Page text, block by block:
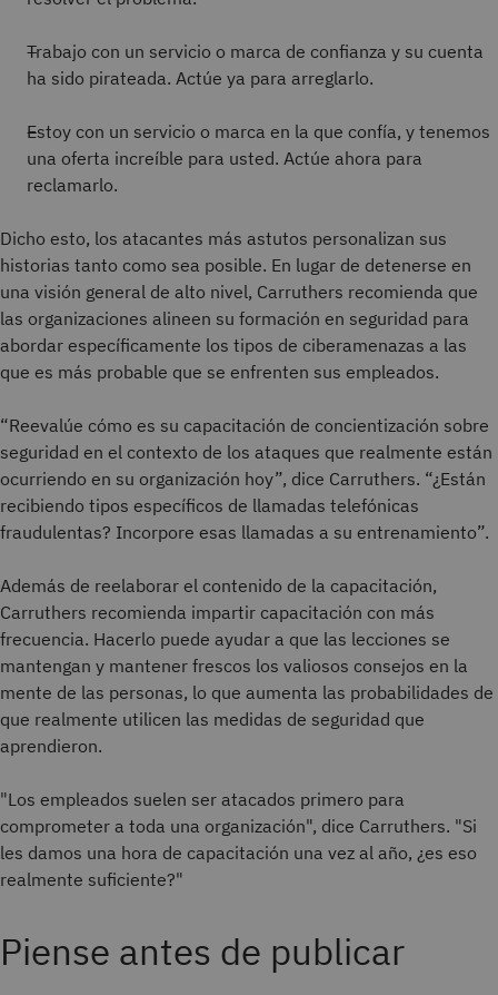
Trabajo con un servicio o marca de confianza y su cuenta
ha sido pirateada. Actúe ya para arreglarlo.
Estoy con un servicio o marca en la que confía, y tenemos
una oferta increíble para usted. Actúe ahora para
reclamarlo.
Dicho esto, los atacantes más astutos personalizan sus
historias tanto como sea posible. En lugar de detenerse en
una visión general de alto nivel, Carruthers recomienda que
las organizaciones alineen su formación en seguridad para
abordar específicamente los tipos de ciberamenazas a las
que es más probable que se enfrenten sus empleados.
“Reevalúe cómo es su capacitación de concientización sobre
seguridad en el contexto de los ataques que realmente están
ocurriendo en su organización hoy”, dice Carruthers. “¿Están
recibiendo tipos específicos de llamadas telefónicas
fraudulentas? Incorpore esas llamadas a su entrenamiento”.
Además de reelaborar el contenido de la capacitación,
Carruthers recomienda impartir capacitación con más
frecuencia. Hacerlo puede ayudar a que las lecciones se
mantengan y mantener frescos los valiosos consejos en la
mente de las personas, lo que aumenta las probabilidades de
que realmente utilicen las medidas de seguridad que
aprendieron.
"Los empleados suelen ser atacados primero para
comprometer a toda una organización", dice Carruthers. "Si
les damos una hora de capacitación una vez al año, ¿es eso
realmente suficiente?"
Piense antes de publicar